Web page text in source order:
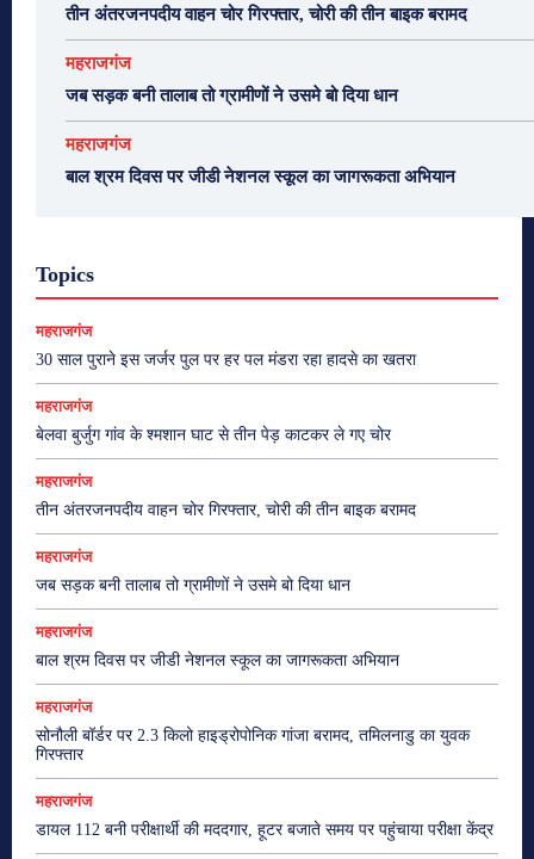
तीन अंतरजनपदीय वाहन चोर गिरफ्तार, चोरी की तीन बाइक बरामद
महराजगंज
जब सड़क बनी तालाब तो ग्रामीणों ने उसमे बो दिया धान
महराजगंज
बाल श्रम दिवस पर जीडी नेशनल स्कूल का जागरूकता अभियान
Topics
महराजगंज
30 साल पुराने इस जर्जर पुल पर हर पल मंडरा रहा हादसे का खतरा
महराजगंज
बेलवा बुर्जुग गांव के श्मशान घाट से तीन पेड़ काटकर ले गए चोर
महराजगंज
तीन अंतरजनपदीय वाहन चोर गिरफ्तार, चोरी की तीन बाइक बरामद
महराजगंज
जब सड़क बनी तालाब तो ग्रामीणों ने उसमे बो दिया धान
महराजगंज
बाल श्रम दिवस पर जीडी नेशनल स्कूल का जागरूकता अभियान
महराजगंज
सोनौली बॉर्डर पर 2.3 किलो हाइड्रोपोनिक गांजा बरामद, तमिलनाडु का युवक
गिरफ्तार
महराजगंज
डायल 112 बनी परीक्षार्थी की मददगार, हूटर बजाते समय पर पहुंचाया परीक्षा केंद्र